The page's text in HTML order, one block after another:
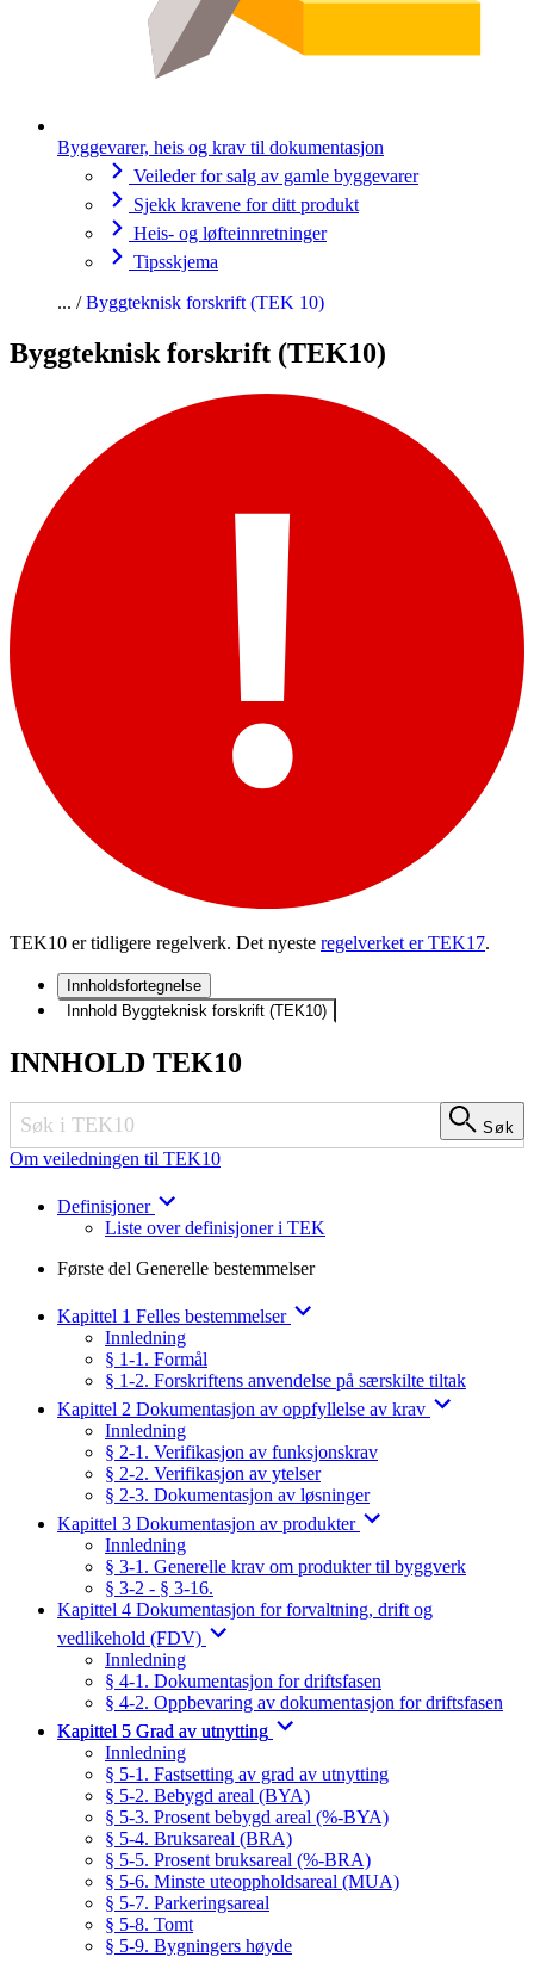
Byggevarer, heis og krav til dokumentasjon
Veileder for salg av gamle byggevarer
Sjekk kravene for ditt produkt
Heis- og løfteinnretninger
Tipsskjema
Byggteknisk forskrift (TEK 10)
Byggteknisk forskrift (TEK10)
TEK10 er tidligere regelverk. Det nyeste regelverket er TEK17.
Innholdsfortegnelse
Innhold Byggteknisk forskrift (TEK10)
INNHOLD TEK10
Søk
Om veiledningen til TEK10
Definisjoner
Liste over definisjoner i TEK
Første del Generelle bestemmelser
Kapittel 1 Felles bestemmelser
Innledning
§ 1-1. Formål
§ 1-2. Forskriftens anvendelse på særskilte tiltak
Kapittel 2 Dokumentasjon av oppfyllelse av krav
Innledning
§ 2-1. Verifikasjon av funksjonskrav
§ 2-2. Verifikasjon av ytelser
§ 2-3. Dokumentasjon av løsninger
Kapittel 3 Dokumentasjon av produkter
Innledning
§ 3-1. Generelle krav om produkter til byggverk
§ 3-2 - § 3-16.
Kapittel 4 Dokumentasjon for forvaltning, drift og
vedlikehold (FDV)
Innledning
§ 4-1. Dokumentasjon for driftsfasen
§ 4-2. Oppbevaring av dokumentasjon for driftsfasen
Kapittel 5 Grad av utnytting
Innledning
§ 5-1. Fastsetting av grad av utnytting
§ 5-2. Bebygd areal (BYA)
§ 5-3. Prosent bebygd areal (%-BYA)
§ 5-4. Bruksareal (BRA)
§ 5-5. Prosent bruksareal (%-BRA)
§ 5-6. Minste uteoppholdsareal (MUA)
§ 5-7. Parkeringsareal
§ 5-8. Tomt
§ 5-9. Bygningers høyde